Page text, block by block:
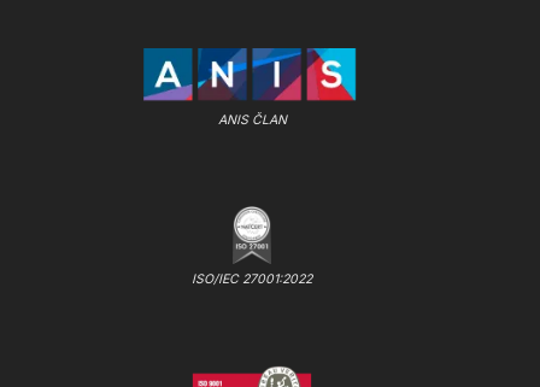
ANIS ČLAN
ISO/IEC 27001:2022